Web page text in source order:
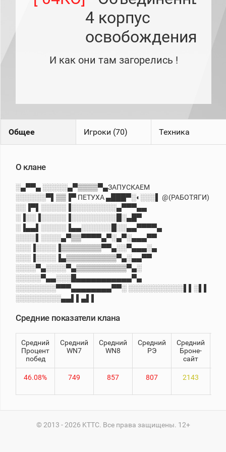
1000
Кланы
Статистика
Информация
Онлайн
Цветовая
шкала
Теlegram
Портал
Мира
Танков
4 корпус
освобождения
И как они там загорелись !
Общее Игроки (70) Техника
О клане
░▄▀▀▄ ░░░░░▄▀▒▒▒▒▀▄ЗАПУСКАЕМ
░░░░░░▀▌▒▒▐▀ ПЕТУХА ▄███▀░◐░░░▌ @(РАБОТЯГИ)
░░▐▀▌░░░░░▐░░░░░░░░░▄▀▀▀▄▄
░▐░░▐░░░░░▐░░░░░░░░░█░▄█▀
░▐▄▄▌░░░░░▐▄▄░░░░░░█░░▄▄▀▀▀▀▄
░░░░▌░░░░▄▀▒▒▀▀▀▀▄▀░▄▀░▄▄▄▀▀
░░░▐░░░░▐▒▒▒▒▒▒▒▒▀▀▄░░▀▄▄▄░▄
░░░▐░░░░▐▄▒▒▒▒▒▒▒▒▒▒▀▄░▄▄▀▀
░░░░▀▄░░░░▀▄▒▒▒▒▒▒▒▒▒▒▀▄░
░░░░░▀▄▄░░░█▄▄▄▄▄▄▄▄▄▄▄▀▄
░░░░░░░░▀▀▀▄▄▄▄▄▄▄▄▀▀░ ░░░░░░░░░░░▌▌░▌▌
░░░░░░░░░▄▄▌▌▄▌▌
Средние показатели клана
Средний
Процент
побед
Средний
WN7
Средний
WN8
Средний
РЭ
Средний
Броне-
сайт
46.08% 749 857 807
2143
© 2013 - 2026 KTTC. Все права защищены. 12+